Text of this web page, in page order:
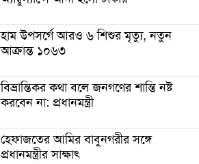
হাম উপসর্গে আরও ৬ শিশুর মৃত্যু, নতুন
আক্রান্ত ১০৬৩
বিভ্রান্তিকর কথা বলে জনগণের শান্তি নষ্ট
করবেন না: প্রধানমন্ত্রী
হেফাজতের আমির বাবুনগরীর সঙ্গে
প্রধানমন্ত্রীর সাক্ষাৎ